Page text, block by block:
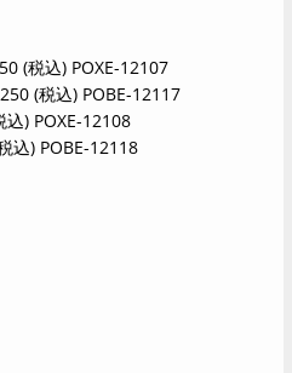
(税込) POXE-12107
(税込) POBE-12117
) POXE-12108
込) POBE-12118